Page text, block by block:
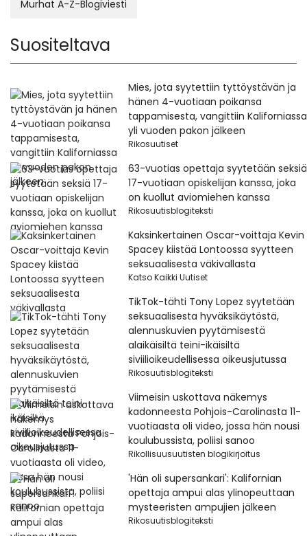
Murhat A-Z-Blogiviesti
Suositeltava
Mies, jota syytettiin tyttöystävän ja
hänen 4-vuotiaan poikansa
tappamisesta, vangittiin Kaliforniassa
yli vuoden pakon jälkeen
Rikosuutiset
63-vuotias opettaja syytetään seksiä
17-vuotiaan opiskelijan kanssa, joka
on kuollut aviomiehen kanssa
Rikosuutisblogiteksti
Kaksinkertainen Oscar-voittaja Kevin
Spacey kiistää Lontoossa syytteen
seksuaalisesta väkivallasta
Katso Kaikki Uutiset
TikTok-tähti Tony Lopez syytetään
seksuaalisesta hyväksikäytöstä,
alennuskuvien pyytämisestä
alaikäisiltä teini-ikäisiltä
siviilioikeudellisessa oikeusjutussa
Rikosuutisblogiteksti
Viimeisin uskottava näkemys
kadonneesta Pohjois-Carolinasta 11-
vuotiaasta oli video, jossa hän nousi
koulubussista, poliisi sanoo
Rikollisuusuutisten blogikirjoitus
'Hän oli supersankari': Kalifornian
opettaja ampui alas ylinopeuttaan
mysteeristen ampujien jälkeen
Rikosuutisblogiteksti